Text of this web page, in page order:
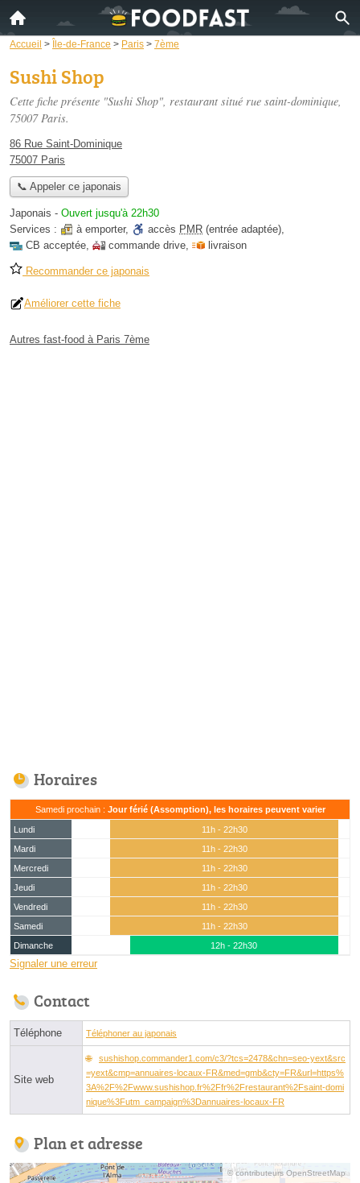
Accueil > Île-de-France > Paris > 7ème
Sushi Shop
Cette fiche présente "Sushi Shop", restaurant situé rue saint-dominique,
75007 Paris.
86 Rue Saint-Dominique
75007 Paris
📞 Appeler ce japonais
Japonais - Ouvert jusqu'à 22h30
Services :
à emporter, accès PMR (entrée adaptée),
CB acceptée, commande drive, livraison
Recommander ce japonais
Améliorer cette fiche
Autres fast-food à Paris 7ème
Horaires
Samedi prochain : Jour férié (Assomption), les horaires peuvent varier
Lundi
11h - 22h30
Mardi
11h - 22h30
Mercredi
11h - 22h30
Jeudi
11h - 22h30
Vendredi
11h - 22h30
Samedi
11h - 22h30
Dimanche
12h - 22h30
Signaler une erreur
Contact
Téléphone Téléphoner au japonais
Site web
sushishop.commander1.com/c3/?tcs=2478&chn=seo-yext&src
=yext&cmp=annuaires-locaux-FR&med=gmb&cty=FR&url=https%
3A%2F%2Fwww.sushishop.fr%2Ffr%2Frestaurant%2Fsaint-domi
nique%3Futm_campaign%3Dannuaires-locaux-FR
Plan et adresse
© contributeurs OpenStreetMap